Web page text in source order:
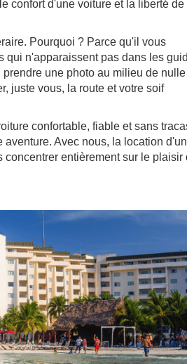
confort d'une voiture et la liberté de
Pourquoi ? Parce qu'il vous
qui n'apparaissent pas dans les
une photo au milieu de nulle
juste vous, la route et votre soif
confortable, fiable et sans
Avec nous, la location
entièrement sur le plaisir